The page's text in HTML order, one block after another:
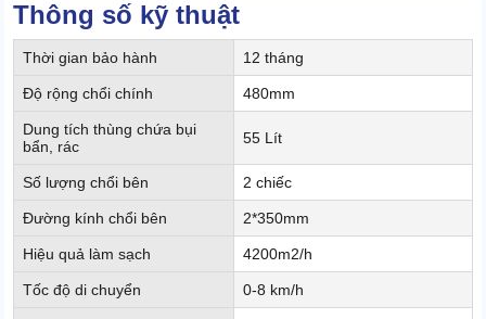
Thông số kỹ thuật
Thời gian bảo hành 12 tháng
Độ rộng chổi chính 480mm
Dung tích thùng chứa bụi
bẩn, rác
55 Lít
Số lượng chổi bên 2 chiếc
Đường kính chổi bên 2*350mm
Hiệu quả làm sạch 4200m2/h
Tốc độ di chuyển 0-8 km/h